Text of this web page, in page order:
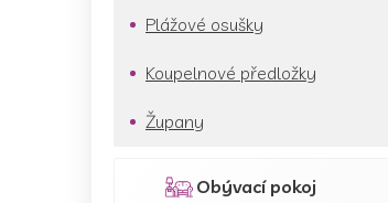
Plážové osušky
Koupelnové předložky
Župany
Obývací pokoj